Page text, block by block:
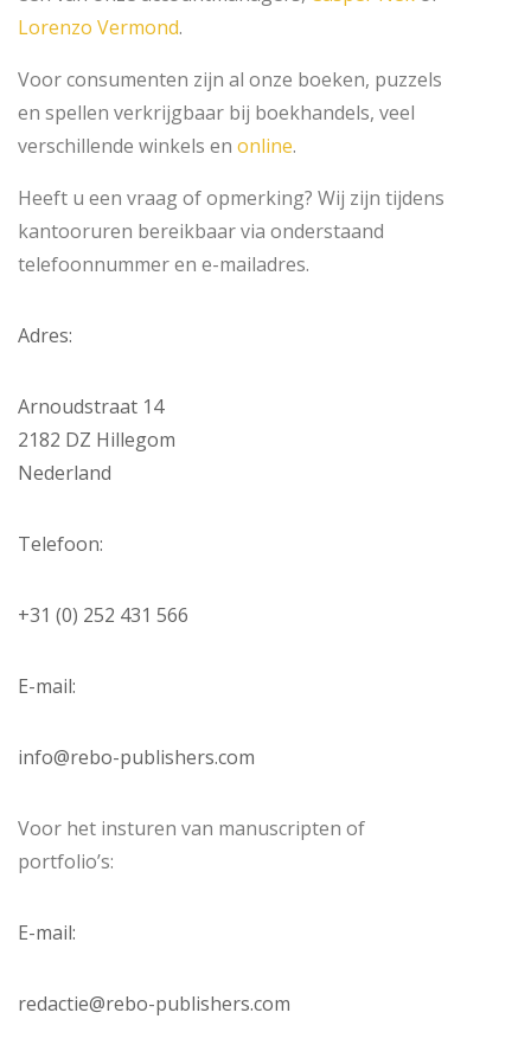
Lorenzo Vermond.
Voor consumenten zijn al onze boeken, puzzels
en spellen verkrijgbaar bij boekhandels, veel
verschillende winkels en online.
Heeft u een vraag of opmerking? Wij zijn tijdens
kantooruren bereikbaar via onderstaand
telefoonnummer en e-mailadres.
Adres:
Arnoudstraat 14
2182 DZ Hillegom
Nederland
Telefoon:
+31 (0) 252 431 566
E-mail:
info@rebo-publishers.com
Voor het insturen van manuscripten of
portfolio’s:
E-mail:
redactie@rebo-publishers.com